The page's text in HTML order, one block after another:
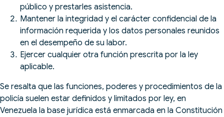
público y prestarles asistencia.
Mantener la integridad y el carácter confidencial de la
información requerida y los datos personales reunidos
en el desempeño de su labor.
Ejercer cualquier otra función prescrita por la ley
aplicable.
Se resalta que las funciones, poderes y procedimientos de la
policía suelen estar definidos y limitados por ley, en
Venezuela la base jurídica está enmarcada en la Constitución